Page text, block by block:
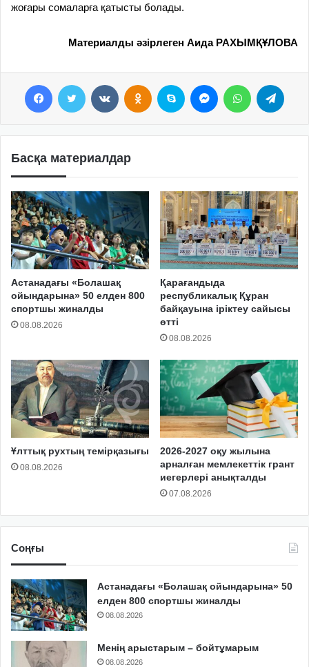
жоғары сомаларға қатысты болады.
Материалды әзірлеген Аида РАХЫМҚҰЛОВА
Басқа материалдар
Астанадағы «Болашақ
ойындарына» 50 елден 800
спортшы жиналды
08.08.2026
Қарағандыда
республикалық Құран
байқауына іріктеу сайысы
өтті
08.08.2026
Ұлттық рухтың темірқазығы
08.08.2026
2026-2027 оқу жылына
арналған мемлекеттік грант
иегерлері анықталды
07.08.2026
Соңғы
Астанадағы «Болашақ ойындарына» 50
елден 800 спортшы жиналды
08.08.2026
Менің арыстарым – бойтұмарым
08.08.2026